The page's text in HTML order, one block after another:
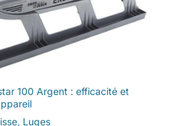
de
100 Argent : efficacité et
, Luges